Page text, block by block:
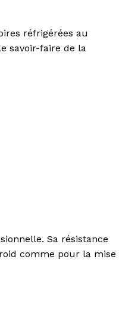
réfrigérées au
savoir-faire de la
Sa résistance
comme pour la mise